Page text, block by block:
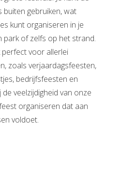
buiten gebruiken, wat
kunt organiseren in je
park of zelfs op het strand.
perfect voor allerlei
zoals verjaardagsfeesten,
bedrijfsfeesten en
veelzijdigheid van onze
organiseren dat aan
voldoet.